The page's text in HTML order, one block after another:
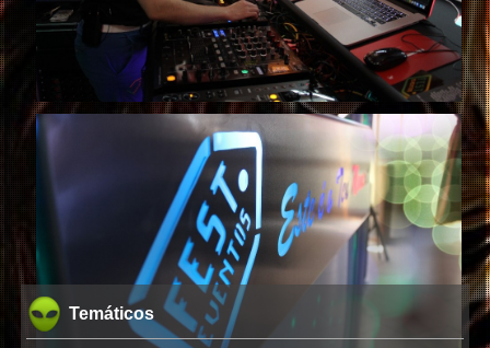
Temáticos